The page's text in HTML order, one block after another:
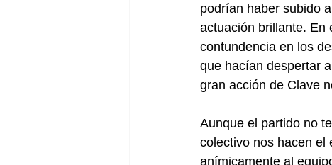
podrían haber subido
actuación brillante. En
contundencia en los
que hacían despertar
gran acción de Clave
Aunque el partido no
colectivo nos hacen el
anímicamente al